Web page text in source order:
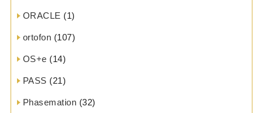
ORACLE (1)
ortofon (107)
OS+e (14)
PASS (21)
Phasemation (32)